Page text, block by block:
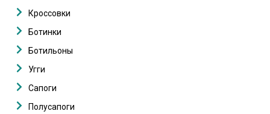
Кроссовки
Ботинки
Ботильоны
Угги
Сапоги
Полусапоги